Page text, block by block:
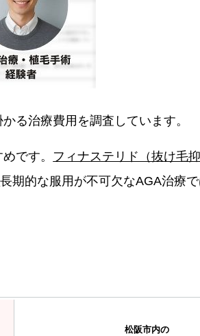
る治療費用を調査しています。
です。 フィナステリド（抜け毛
長期的な服用が不可欠なAGA治療
松阪市内の